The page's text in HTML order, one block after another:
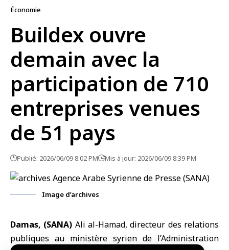
Économie
Buildex ouvre
demain avec la
participation de 710
entreprises venues
de 51 pays
Publié: 2026/06/09 8:02 PM Mis à jour: 2026/06/09 8:39 PM
Image d’archives
Damas, (SANA) Ali al-Hamad, directeur des relations
publiques au ministère syrien de l’Administration